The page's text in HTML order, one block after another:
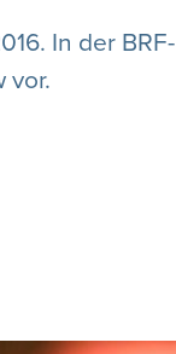
In der BRF-
vor.